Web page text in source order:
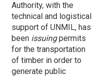
Authority, with the
technical and logistical
support of UNMIL, has
been issuingpermits
for the transportation
of timber in order to
generate public